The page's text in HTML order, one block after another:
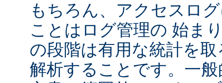
もちろん、アクセスロ
ことはログ管理の 始ま
の段階は有用な統計を
解析することです。一